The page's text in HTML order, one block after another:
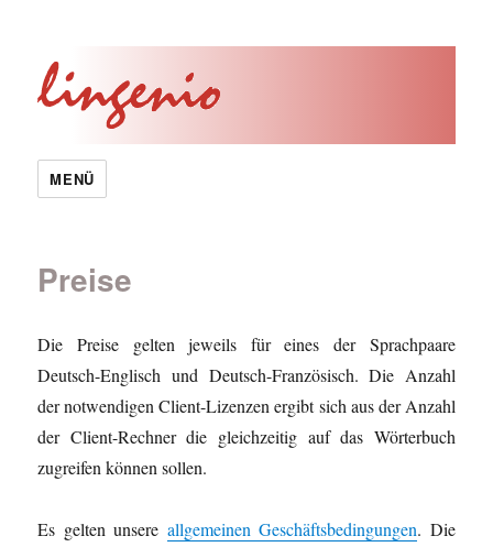
MENÜ
Preise
Die Preise gelten jeweils für eines der Sprachpaare
Deutsch-Englisch und Deutsch-Französisch. Die Anzahl
der notwendigen Client-Lizenzen ergibt sich aus der Anzahl
der Client-Rechner die gleichzeitig auf das Wörterbuch
zugreifen können sollen.
Es gelten unsere allgemeinen Geschäftsbedingungen. Die